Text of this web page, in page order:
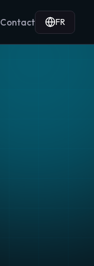
Contact FR